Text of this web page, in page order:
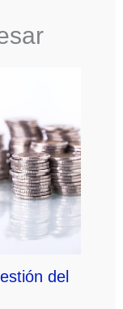
del